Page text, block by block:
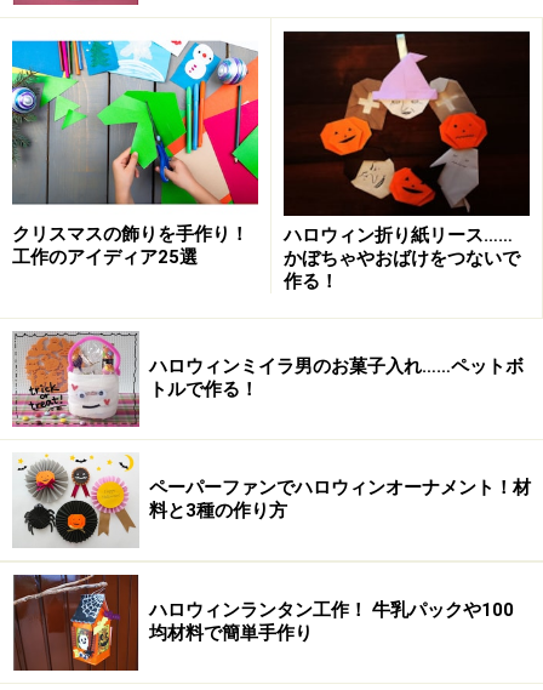
先生は、子どもの文章をよく知っています。ことばの選
び方、漢字とひらがなの割合、句読点の打ち方、言い回
しなど、文章にはその人の癖や特徴があるもの。まして
や先生は、普段子どもと接しながら、その考え方や感じ
方も見ています。
ですから、丸写しされた読書感想文を一読すれば、本人
が書いたものでないことは分かります。
そもそも、これほどコピペサイトが話題になっているの
に、先生が見ないとは考えにくいでしょう。同じサイト
を見ていれば、「パクリ」だとすぐに見抜かれてしまい
ます。また、コピペを簡単に見つけられる、コピペチェ
ックツールも存在します。
2.同じコピペ感想文が提出される可能性が
あるから
先生は、1クラスだけでなく、同学年、他学年、過去の
子どものものと、膨大な量の感想文を読んでいます。中
クリスマスの飾りを手作り！
工作のアイディア25選
ハロウィン折り紙リース……
かぼちゃやおばけをつないで
作る！
ハロウィンミイラ男のお菓子入れ……ペットボ
トルで作る！
ペーパーファンでハロウィンオーナメント！材
料と3種の作り方
ハロウィンランタン工作！ 牛乳パックや100
均材料で簡単手作り